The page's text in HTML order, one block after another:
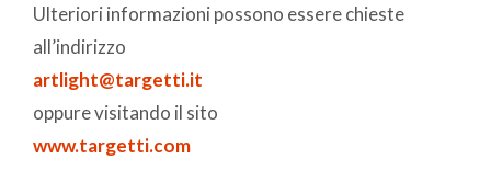
Ulteriori informazioni possono essere chieste
all’indirizzo
artlight@targetti.it
oppure visitando il sito
www.targetti.com